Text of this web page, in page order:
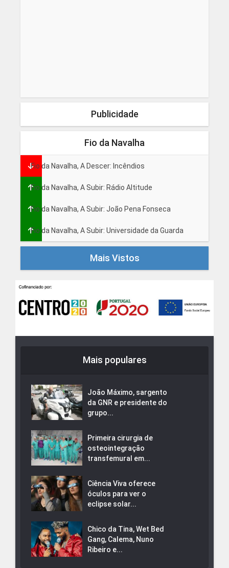
Publicidade
Fio da Navalha
Fio da Navalha, A Descer: Incêndios
Fio da Navalha, A Subir: Rádio Altitude
Fio da Navalha, A Subir: João Pena Fonseca
Fio da Navalha, A Subir: Universidade da Guarda
Mais Vistos
Mais populares
João Máximo, sargento
da GNR e presidente do
grupo...
Primeira cirurgia de
osteointegração
transfemural em...
Ciência Viva oferece
óculos para ver o
eclipse solar...
Chico da Tina, Wet Bed
Gang, Calema, Nuno
Ribeiro e...